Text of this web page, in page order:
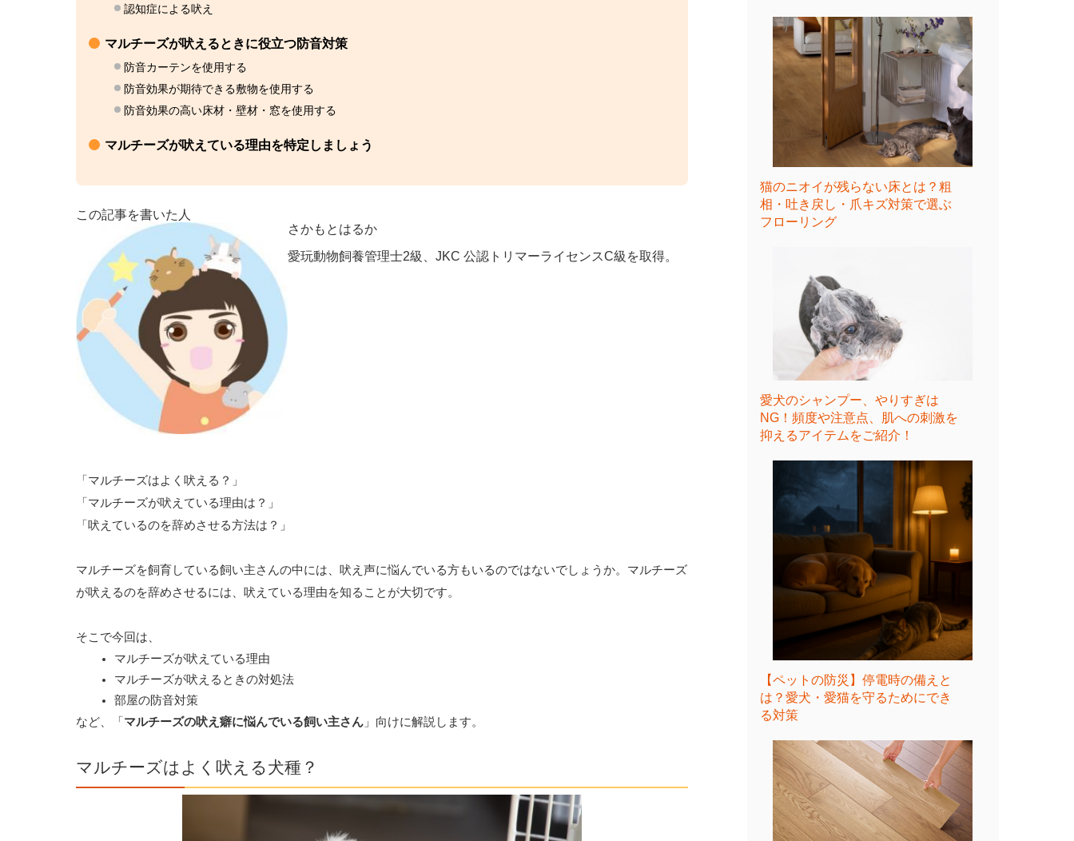
認知症による吠え
マルチーズが吠えるときに役立つ防音対策
防音カーテンを使用する
防音効果が期待できる敷物を使用する
防音効果の高い床材・壁材・窓を使用する
マルチーズが吠えている理由を特定しましょう
この記事を書いた人
さかもとはるか
愛玩動物飼養管理士2級、JKC 公認トリマーライセンスC級を取得。
「マルチーズはよく吠える？」
「マルチーズが吠えている理由は？」
「吠えているのを辞めさせる方法は？」
マルチーズを飼育している飼い主さんの中には、吠え声に悩んでいる方もいるのではないでしょうか。マルチーズ
が吠えるのを辞めさせるには、吠えている理由を知ることが大切です。
そこで今回は、
マルチーズが吠えている理由
マルチーズが吠えるときの対処法
部屋の防音対策
など、「 マルチーズの吠え癖に悩んでいる飼い主さん」向けに解説します。
マルチーズはよく吠える犬種？
猫のニオイが残らない床とは？粗
相・吐き戻し・爪キズ対策で選ぶ
フローリング
愛犬のシャンプー、やりすぎは
NG！頻度や注意点、肌への刺激を
抑えるアイテムをご紹介！
【ペットの防災】停電時の備えと
は？愛犬・愛猫を守るためにでき
る対策